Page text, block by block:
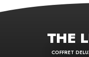
THE
COFFRET